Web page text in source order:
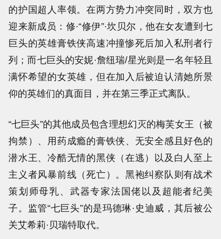
的护国超人率领。在两方势力冲突同时，双方也
迎来新成员：修·“修伊”·坎贝尔，他在女友遭到七
巨头的英雄膏铁侠高速冲撞惨死后加入私刑者行
列；而七巨头的安妮·詹纽瑞/星光则是一名年轻且
满怀希望的女英雄，但在加入后被迫认清她所景
仰的英雄们的真面目，并在第三季正式离队。
“七巨头”的其他成员包含理想幻灭的梅芙女王（被
拘禁）、用药成瘾的膏铁侠、无安全感且好色的
潜水王、冷酷无情的黑侠（在逃）以及白人至上
主义者风暴前线（死亡）。黑袍纠察队则有战术
策划师母乳、武器专家法国佬以及超能者纪美
子。监管“七巨头”的是玛德琳·史迪威，其后被公
关艾希莉·贝瑞特取代。